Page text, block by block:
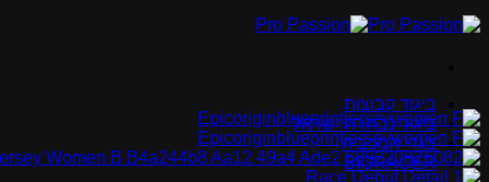
ביגוד קבוצות
ביגוד נבחרת ישראל
בגדי המכביה
BIORACER